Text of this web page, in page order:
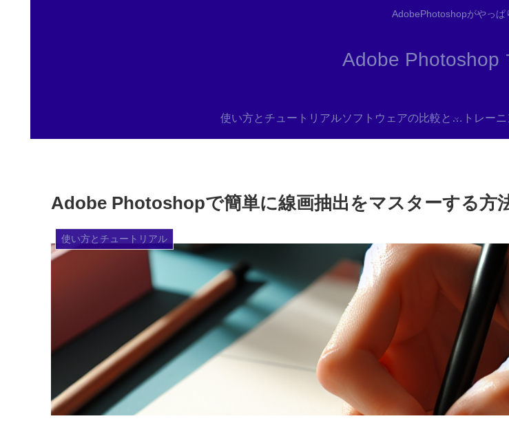
AdobePhotoshopがやっぱ
Adobe Photoshop
使い方とチュートリアル ソフトウェアの比較と代替 トレー
Adobe Photoshopで簡単に線画抽出をマスターする方
使い方とチュートリアル